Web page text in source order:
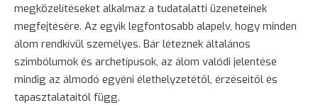
megközelítéseket alkalmaz a tudatalatti üzeneteinek
megfejtésére. Az egyik legfontosabb alapelv, hogy minden
álom rendkívül személyes. Bár léteznek általános
szimbólumok és archetípusok, az álom valódi jelentése
mindig az álmodó egyéni élethelyzetétől, érzéseitől és
tapasztalataitól függ.